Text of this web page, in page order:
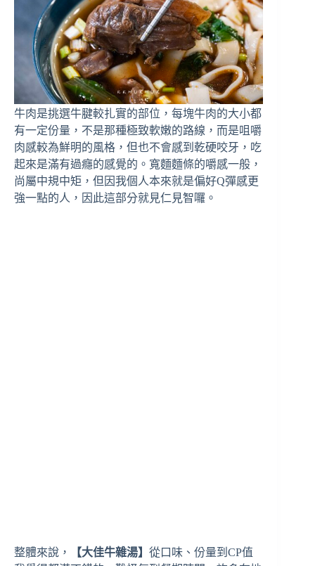
牛肉是挑選牛腱較扎實的部位，每塊牛肉的大小都
有一定份量，不是那種極致軟嫩的路線，而是咀嚼
肉感較為鮮明的風格，但也不會感到乾硬咬牙，吃
起來是滿有過癮的感覺的。寬麵麵條的嚼感一般，
尚屬中規中矩，但因我個人本來就是偏好Q彈感更
強一點的人，因此這部分就見仁見智囉。
整體來說， 【大佳牛雜湯】 從口味、份量到CP值